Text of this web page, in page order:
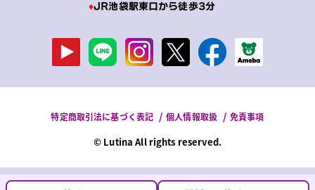
♦JR池袋駅東口から徒歩3分
特定商取引法に基づく表記 個人情報取扱 免責事項
© Lutina All rights reserved.